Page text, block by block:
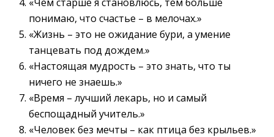
понимаю, что счастье – в мелочах.»
«Жизнь – это не ожидание бури, а умение
танцевать под дождем.»
«Настоящая мудрость – это знать, что ты
ничего не знаешь.»
«Время – лучший лекарь, но и самый
беспощадный учитель.»
«Человек без мечты – как птица без крыльев.»